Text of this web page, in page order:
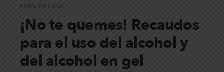
HOME NOTICIAS
¡No te quemes! Recaudos
para el uso del alcohol y
del alcohol en gel